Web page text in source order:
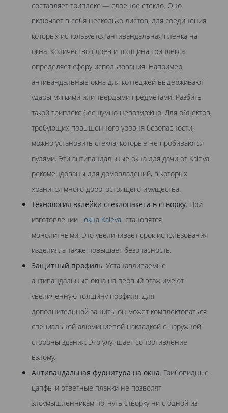
составляет триплекс — слоеное стекло. Оно
включает в себя несколько листов, для соединения
которых используется антивандальная пленка на
окна. Количество слоев и толщина триплекса
определяет сферу использования. Например,
антивандальные окна для коттеджей выдерживают
удары мягкими или твердыми предметами. Разбить
такой триплекс бесшумно невозможно. Для объектов,
требующих повышенного уровня безопасности,
можно установить стекла, которые не пробиваются
пулями. Эти антивандальные окна для дачи от Kaleva
рекомендованы для домовладений, в которых
хранится много дорогостоящего имущества.
Технология вклейки стеклопакета в створку. При
изготовлении
окна Kaleva становятся
монолитными. Это увеличивает срок использования
изделия, а также повышает безопасность.
Защитный профиль. Устанавливаемые
антивандальные окна на первый этаж имеют
увеличенную толщину профиля. Для
дополнительной защиты он может комплектоваться
специальной алюминиевой накладкой с наружной
стороны здания. Это улучшает сопротивление
взлому.
Антивандальная фурнитура на окна. Грибовидные
цапфы и ответные планки не позволят
злоумышленникам погнуть створку ни с одной из